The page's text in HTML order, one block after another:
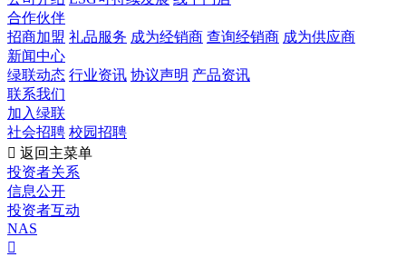
合作伙伴
招商加盟 礼品服务 成为经销商 查询经销商 成为供应商
新闻中心
绿联动态 行业资讯 协议声明 产品资讯
联系我们
加入绿联
社会招聘 校园招聘
 返回主菜单
投资者关系
信息公开
投资者互动
NAS
